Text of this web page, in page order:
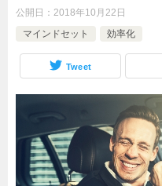
公開日： 2018年10月22日
マインドセット
効率化
Tweet